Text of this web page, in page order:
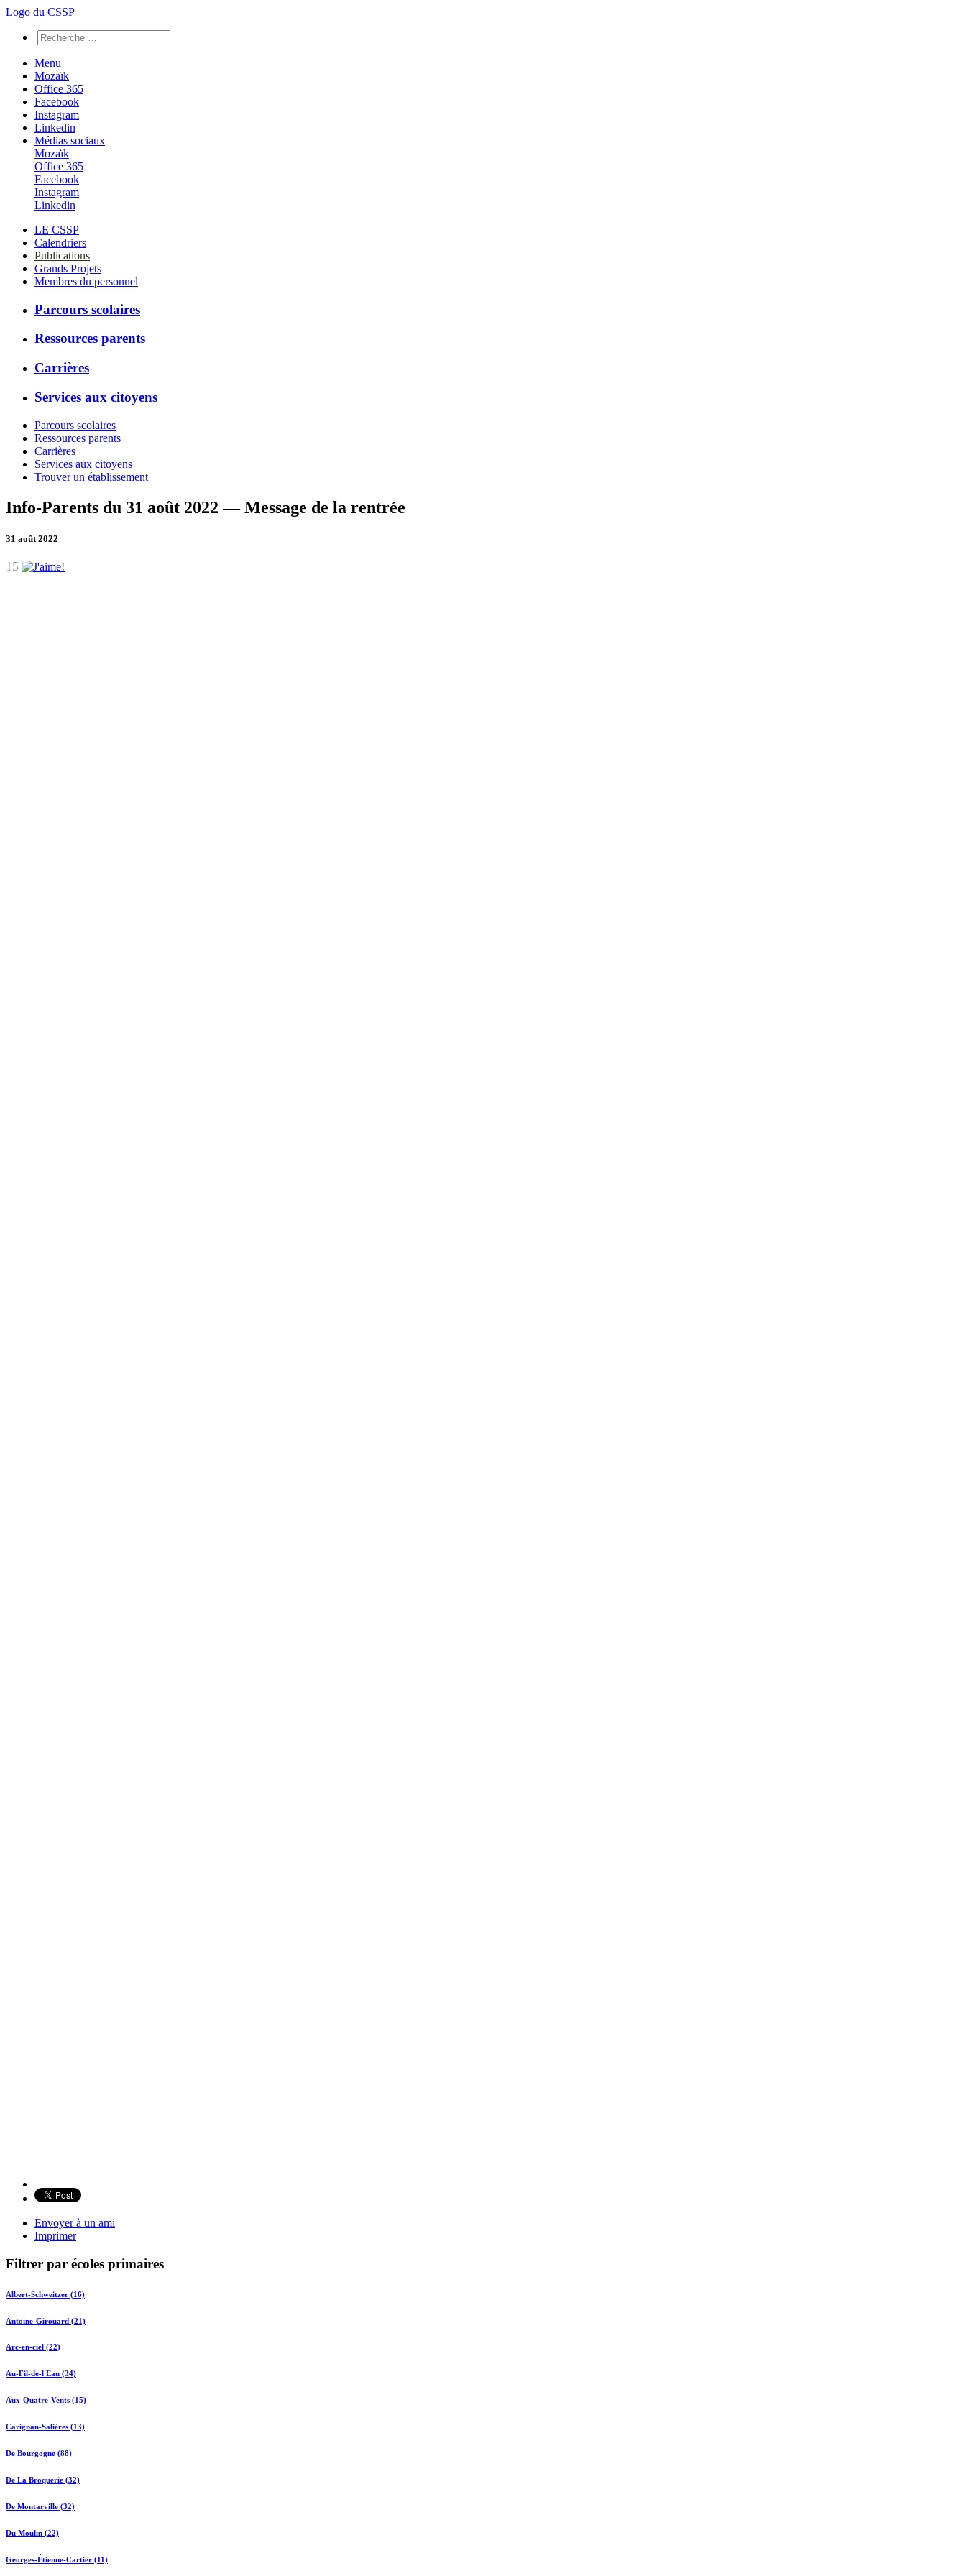
Logo du CSSP
Menu
Mozaïk
Office 365
Facebook
Instagram
Linkedin
Médias sociaux
Mozaïk
Office 365
Facebook
Instagram
Linkedin
LE CSSP
Calendriers
Publications
Grands Projets
Membres du personnel
Parcours scolaires
Ressources parents
Carrières
Services aux citoyens
Parcours scolaires
Ressources parents
Carrières
Services aux citoyens
Trouver un établissement
Info-Parents du 31 août 2022 — Message de la rentrée
31 août 2022
15
Envoyer à un ami
Imprimer
Filtrer par écoles primaires
Albert-Schweitzer (16)
Antoine-Girouard (21)
Arc-en-ciel (22)
Au-Fil-de-l'Eau (34)
Aux-Quatre-Vents (15)
Carignan-Salières (13)
De Bourgogne (88)
De La Broquerie (32)
De Montarville (32)
Du Moulin (22)
Georges-Étienne-Cartier (11)